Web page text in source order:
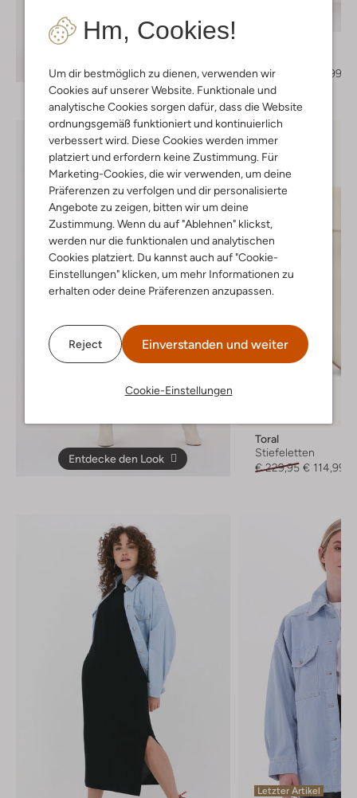
Hm, Cookies!
Um dir bestmöglich zu dienen, verwenden wir
Cookies auf unserer Website. Funktionale und
analytische Cookies sorgen dafür, dass die Website
ordnungsgemäß funktioniert und kontinuierlich
verbessert wird. Diese Cookies werden immer
platziert und erfordern keine Zustimmung. Für
Marketing-Cookies, die wir verwenden, um deine
Präferenzen zu verfolgen und dir personalisierte
Angebote zu zeigen, bitten wir um deine
Zustimmung. Wenn du auf "Ablehnen" klickst,
werden nur die funktionalen und analytischen
Cookies platziert. Du kannst auch auf "Cookie-
Einstellungen" klicken, um mehr Informationen zu
erhalten oder deine Präferenzen anzupassen.
Reject Einverstanden und weiter
Cookie-Einstellungen
€ 299,95
€ 89,99
Entdecke den Look
Toral
Stiefeletten
€ 229,95 € 114,99
Letzter Artikel